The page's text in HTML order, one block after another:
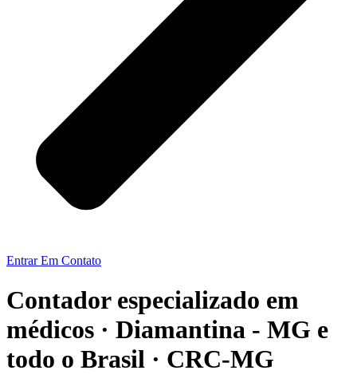
Entrar Em Contato
Contador especializado em
médicos · Diamantina - MG e
todo o Brasil · CRC-MG